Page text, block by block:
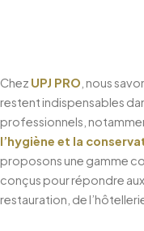
Chez UPJ PRO , nous
restent indispensables
professionnels,
l’hygiène et la
proposons une gamme
conçus pour répondre
restauration, de